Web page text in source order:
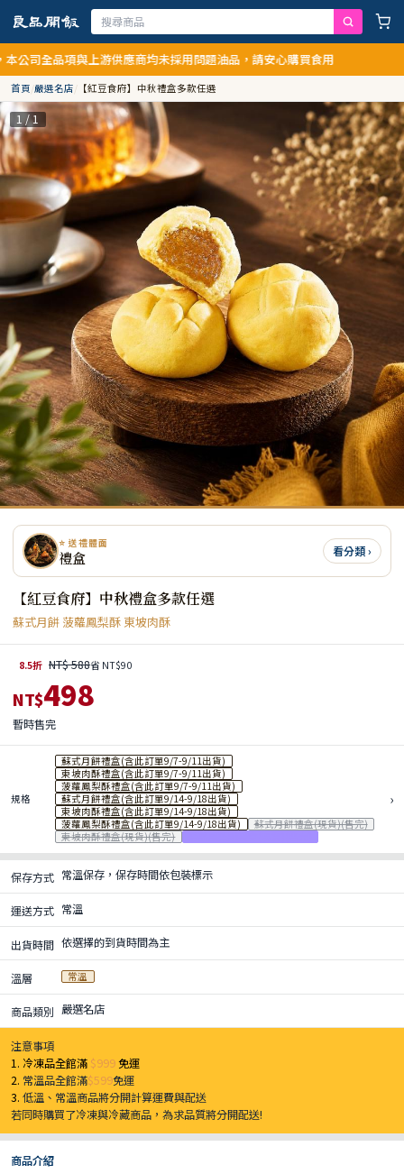
與上游供應商均未採用問題油品，請安心購買食用
首頁/嚴選名店/ 【紅豆食府】中秋禮盒多款任選
1 / 1
⭐ 送禮體面
禮盒 看分類 ›
【紅豆食府】中秋禮盒多款任選
蘇式月餅 菠蘿鳳梨酥 東坡肉酥
8.5折 NT$ 588省 NT$90
NT$498
暫時售完
規格
蘇式月餅禮盒(含此訂單9/7-9/11出貨)
東坡肉酥禮盒(含此訂單9/7-9/11出貨)
菠蘿鳳梨酥禮盒(含此訂單9/7-9/11出貨)
蘇式月餅禮盒(含此訂單9/14-9/18出貨)
東坡肉酥禮盒(含此訂單9/14-9/18出貨)
菠蘿鳳梨酥禮盒(含此訂單9/14-9/18出貨)
蘇式月餅禮盒(現貨)(售完)
東坡肉酥禮盒(現貨)(售完)
›
保存方式 常溫保存，保存時間依包裝標示
運送方式 常溫
出貨時間 依選擇的到貨時間為主
溫層 常溫
商品類別 嚴選名店
注意事項
1. 冷凍品全館滿 $999免運
2. 常溫品全館滿$599免運
3.低溫、常溫商品將分開計算運費與配送
若同時購買了冷凍與冷藏商品，為求品質將分開配送!
商品介紹